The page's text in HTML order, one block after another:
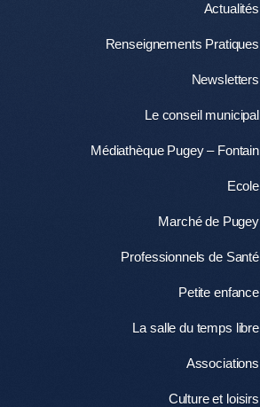
Actualités
Renseignements Pratiques
Newsletters
Le conseil municipal
Médiathèque Pugey – Fontain
Ecole
Marché de Pugey
Professionnels de Santé
Petite enfance
La salle du temps libre
Associations
Culture et loisirs